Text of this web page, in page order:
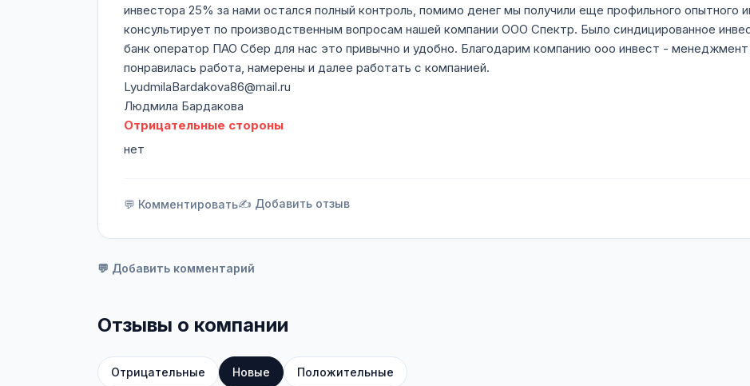
инвестора 25% за нами остался полный контроль, помимо денег мы получили еще профильного опытного
консультирует по производственным вопросам нашей компании ООО Спектр. Было синдицированное
банк оператор ПАО Сбер для нас это привычно и удобно. Благодарим компанию ооо инвест - менеджмент
понравилась работа, намерены и далее работать с компанией.
LyudmilaBardakova86@mail.ru
Людмила Бардакова
Отрицательные стороны
нет
💬 Комментировать✍️ Добавить отзыв
💬 Добавить комментарий
Отзывы о компании
Отрицательные Новые Положительные